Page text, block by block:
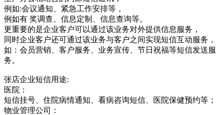
例如:会议通知、紧急工作安排等，
例如有 奖调查、信息定制、信息查询等。
更重要的是企业客户可以通过该业务对外提供信息服务，
同时企业客户还可通过该业务与客户之间实现短信互动服务，
如：会员营销、客户服务、业务宣传、节日祝福等短信发送服
务。
张店企业短信用途:
医院：
短信挂号、住院病情通知、看病咨询短信、医院保健预约等；
物业管理公司：